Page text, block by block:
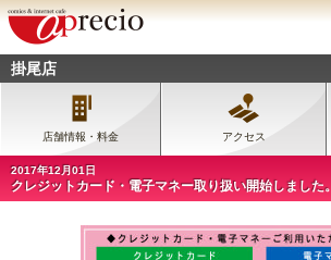
掛尾店
店舗情報・料金 アクセス
2017年12月01日
クレジットカード・電子マネー取り扱い開始しました。